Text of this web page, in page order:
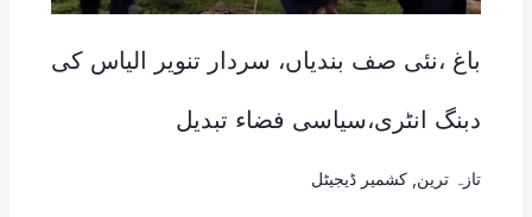
باغ ،نئی صف بندیاں، سردار تنویر الیاس کی
دبنگ انٹری،سیاسی فضاء تبدیل
تازہ ترین کشمیر ڈیجیٹل